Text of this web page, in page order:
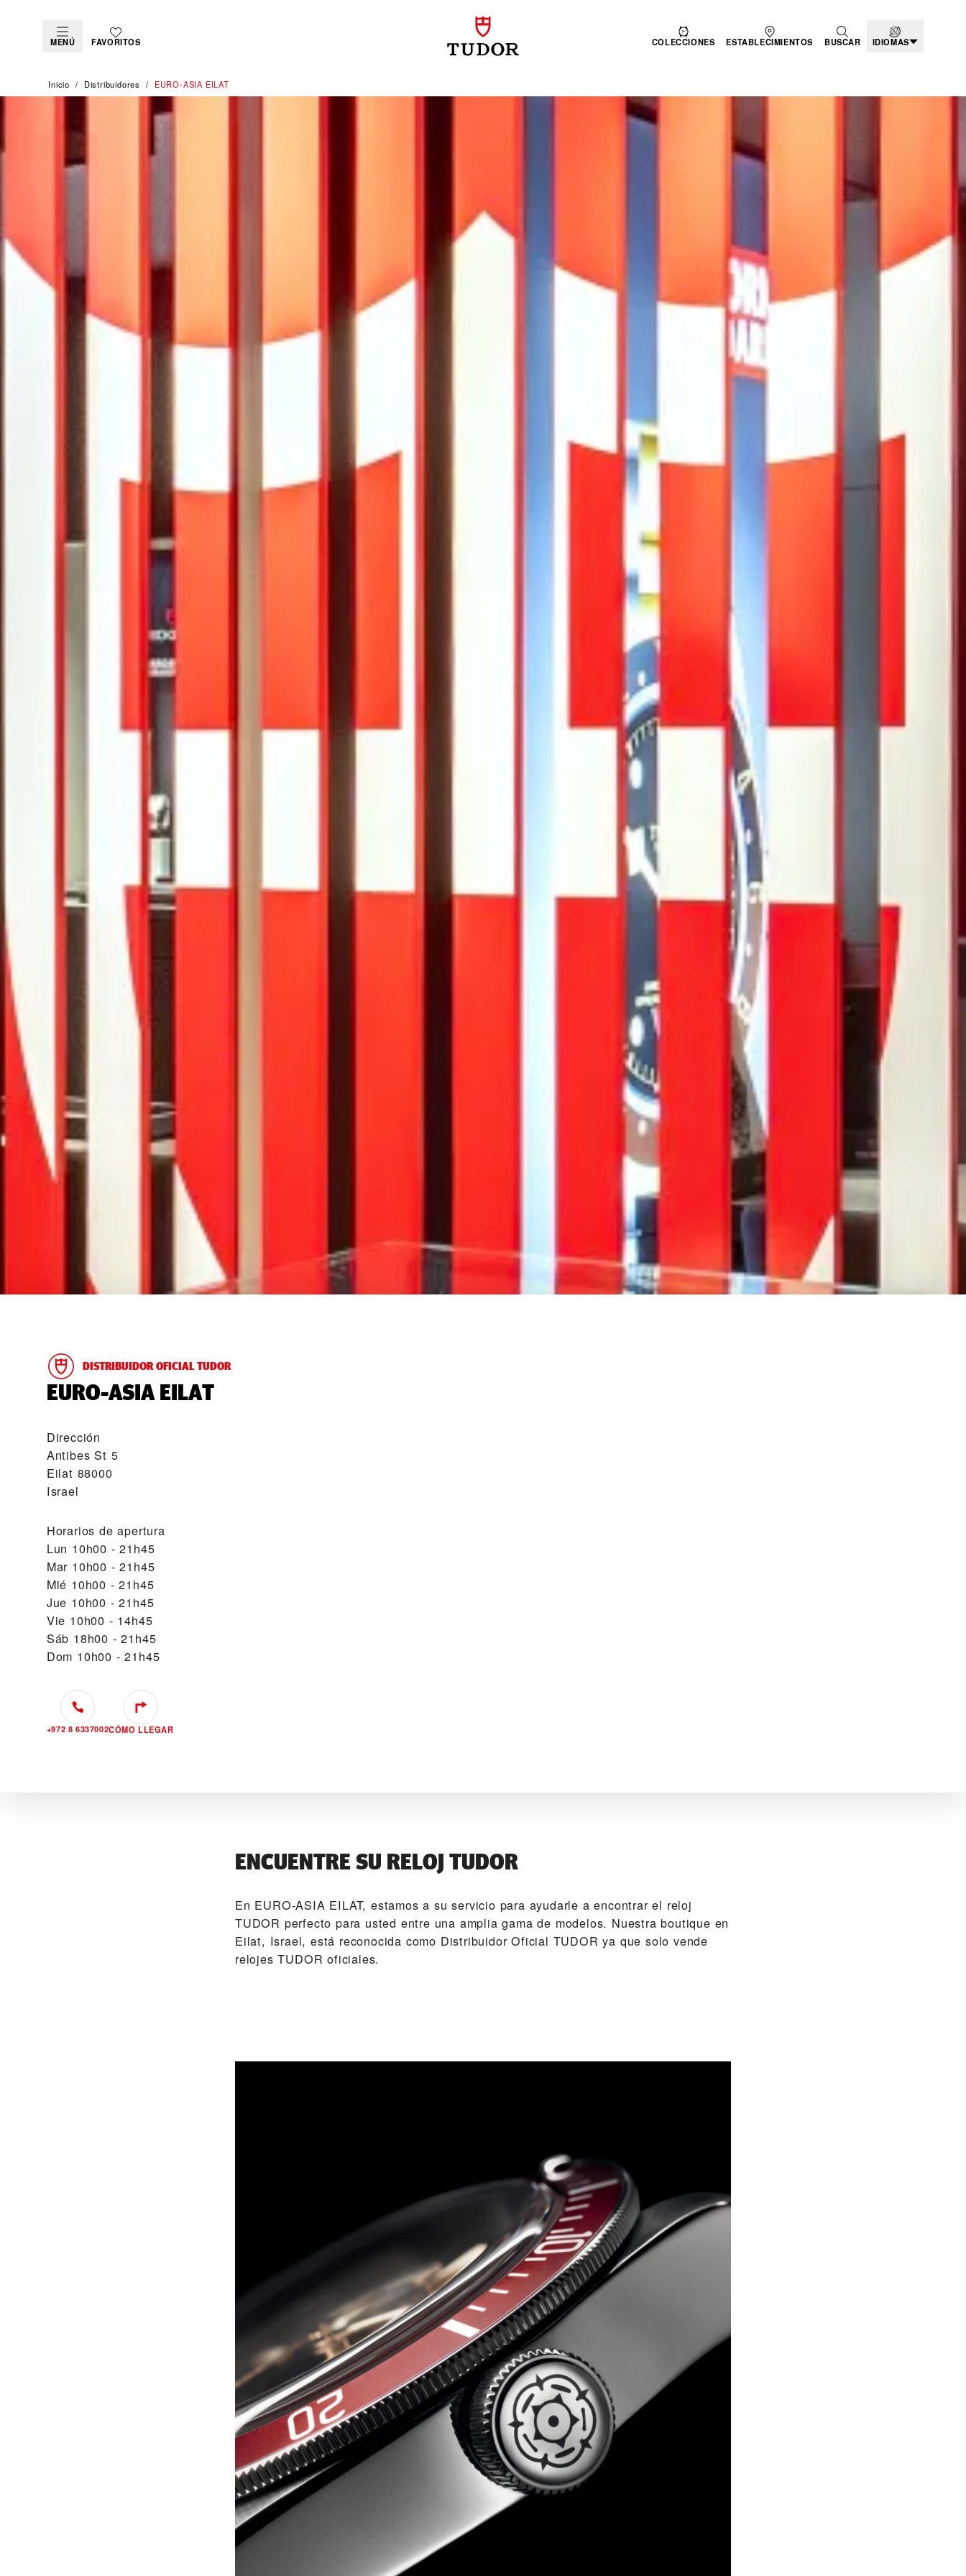
MENÚ FAVORITOS COLECCIONES ESTABLECIMIENTOS BUSCAR IDIOMAS
Inicio Distribuidores ‭EURO-ASIA EILAT‬
DISTRIBUIDOR OFICIAL TUDOR
‭EURO-ASIA EILAT‬
Dirección
Antibes St 5
Eilat 88000
Israel
Horarios de apertura
Lun 10h00 - 21h45
Mar 10h00 - 21h45
Mié 10h00 - 21h45
Jue 10h00 - 21h45
Vie 10h00 - 14h45
Sáb 18h00 - 21h45
Dom 10h00 - 21h45
+972 8 6337002CÓMO LLEGAR
ENCUENTRE SU RELOJ TUDOR
En ‭EURO-ASIA EILAT‬, estamos a su servicio para ayudarle a encontrar el reloj
TUDOR perfecto para usted entre una amplia gama de modelos. Nuestra boutique en
Eilat, Israel, está reconocida como Distribuidor Oficial TUDOR ya que solo vende
relojes TUDOR oficiales.